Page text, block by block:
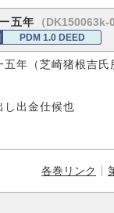
五年
（DK150063k-
PDM 1.0 DEED
年（芝崎猪根吉氏
し出金仕候也
各巻リンク